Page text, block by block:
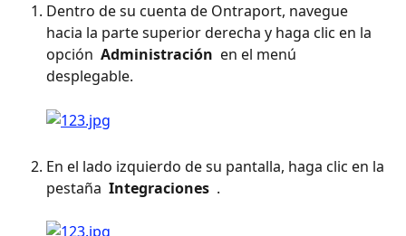
Dentro de su cuenta de Ontraport, navegue
hacia la parte superior derecha y haga clic en la
opción Administración en el menú
desplegable.
En el lado izquierdo de su pantalla, haga clic en la
pestaña Integraciones .